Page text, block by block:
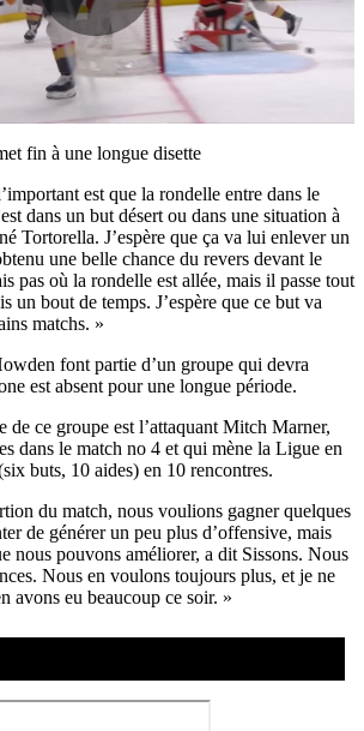
Play
Video
fin à une longue disette
est que la rondelle entre dans le
dans un but désert ou dans une situation à
Tortorella. J’espère que ça va lui enlever un
une belle chance du revers devant le
pas où la rondelle est allée, mais il passe tout
un bout de temps. J’espère que ce but va
matchs. »
font partie d’un groupe qui devra
est absent pour une longue période.
de ce groupe est l’attaquant Mitch Marner,
dans le match no 4 et qui mène la Ligue en
buts, 10 aides) en 10 rencontres.
du match, nous voulions gagner quelques
de générer un peu plus d’offensive, mais
nous pouvons améliorer, a dit Sissons. Nous
Nous en voulons toujours plus, et je ne
avons eu beaucoup ce soir. »